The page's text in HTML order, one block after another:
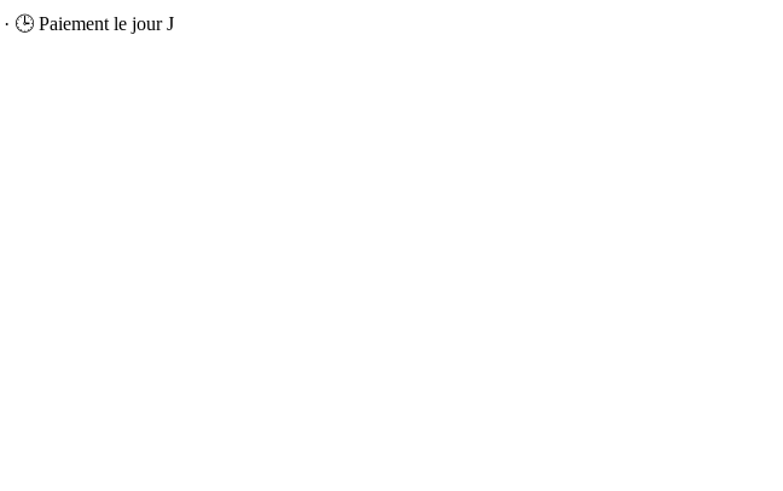
· 🕒 Paiement le jour J